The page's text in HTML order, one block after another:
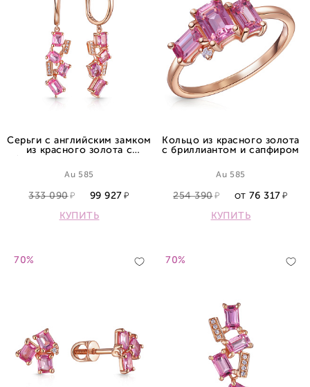
Серьги с английским замком
из красного золота с
Au 585
333 090
99 927
КУПИТЬ
Кольцо из красного золота
с бриллиантом и сапфиром
Au 585
254 390 ОТ 76 317
КУПИТЬ
70% 70%